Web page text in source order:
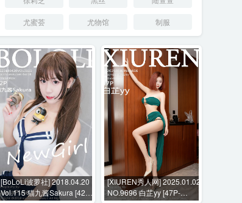
尤蜜荟 尤物馆 制服
[BoLoLi波萝社] 2018.04.20
Vol.115 猫九酱Sakura [42P-
[XIUREN秀人网] 2025.01.02
NO.9696 白芷yy [47P-